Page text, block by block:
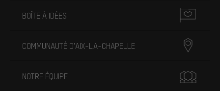
BOÎTE À IDÉES
COMMUNAUTÉ D'AIX-LA-CHAPELLE
NOTRE ÉQUIPE